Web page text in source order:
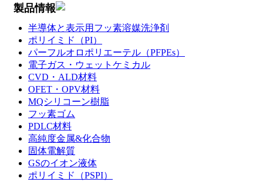
製品情報
半導体と表示用フッ素溶媒洗浄剤
ポリイミド（PI）
パーフルオロポリエーテル（PFPEs）
電子ガス・ウェットケミカル
CVD・ALD材料
OFET・OPV材料
MQシリコーン樹脂
フッ素ゴム
PDLC材料
高純度金属&化合物
固体電解質
GSのイオン液体
ポリイミド（PSPI）